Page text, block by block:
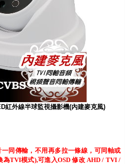
紅外線半球監視攝影機(內建麥克風)
同傳輸，不用再多拉一條線，可同軸或
為TVI模式),可進入OSD 修改 AHD / TVI /